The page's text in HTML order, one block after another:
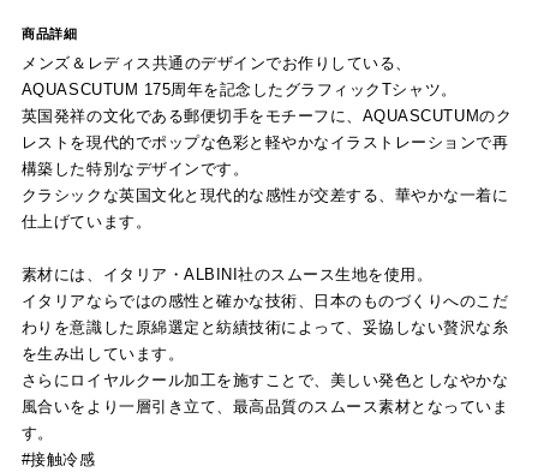
商品詳細
メンズ＆レディス共通のデザインでお作りしている、
AQUASCUTUM 175周年を記念したグラフィックTシャツ。
英国発祥の文化である郵便切手をモチーフに、AQUASCUTUMのク
レストを現代的でポップな色彩と軽やかなイラストレーションで再
構築した特別なデザインです。
クラシックな英国文化と現代的な感性が交差する、華やかな一着に
仕上げています。
素材には、イタリア・ALBINI社のスムース生地を使用。
イタリアならではの感性と確かな技術、日本のものづくりへのこだ
わりを意識した原綿選定と紡績技術によって、妥協しない贅沢な糸
を生み出しています。
さらにロイヤルクール加工を施すことで、美しい発色としなやかな
風合いをより一層引き立て、最高品質のスムース素材となっていま
す。
#接触冷感